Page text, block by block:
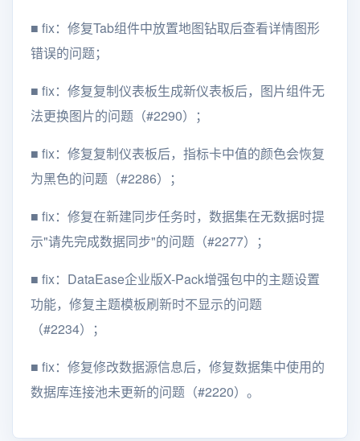
■ fix：修复Tab组件中放置地图钻取后查看详情图形
错误的问题；
■ fix：修复复制仪表板生成新仪表板后，图片组件无
法更换图片的问题（#2290）；
■ fix：修复复制仪表板后，指标卡中值的颜色会恢复
为黑色的问题（#2286）；
■ fix：修复在新建同步任务时，数据集在无数据时提
示"请先完成数据同步"的问题（#2277）；
■ fix：DataEase企业版X-Pack增强包中的主题设置
功能，修复主题模板刷新时不显示的问题
（#2234）；
■ fix：修复修改数据源信息后，修复数据集中使用的
数据库连接池未更新的问题（#2220）。